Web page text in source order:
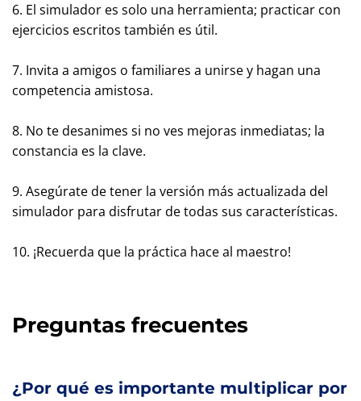
6. El simulador es solo una herramienta; practicar con
ejercicios escritos también es útil.
7. Invita a amigos o familiares a unirse y hagan una
competencia amistosa.
8. No te desanimes si no ves mejoras inmediatas; la
constancia es la clave.
9. Asegúrate de tener la versión más actualizada del
simulador para disfrutar de todas sus características.
10. ¡Recuerda que la práctica hace al maestro!
Preguntas frecuentes
¿Por qué es importante multiplicar por